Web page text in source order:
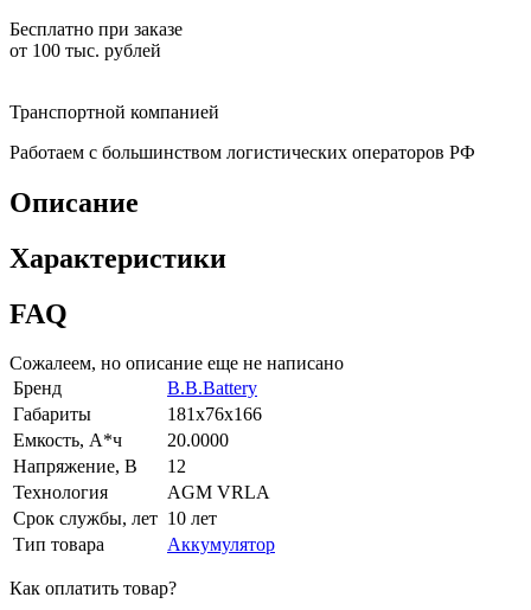
Бесплатно при заказе
от 100 тыс. рублей
Транспортной компанией
Работаем с большинством логистических операторов РФ
Описание
Характеристики
FAQ
Сожалеем, но описание еще не написано
Бренд
B.B.Bаttery
Габариты
181x76x166
Емкость, А*ч
20.0000
Напряжение, В
12
Технология
AGM VRLA
Срок службы, лет 10 лет
Тип товара
Аккумулятор
Как оплатить товар?